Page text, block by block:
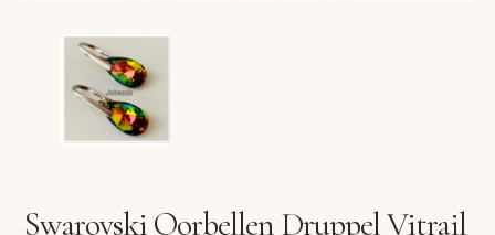
Swarovski Oorbellen Druppel Vitrail